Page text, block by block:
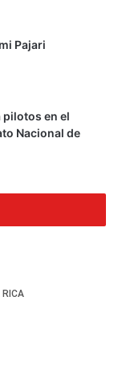
Pajari
en el
Nacional de